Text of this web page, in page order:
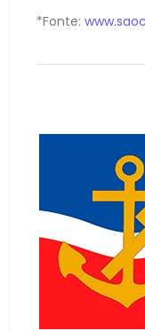
*Fonte: